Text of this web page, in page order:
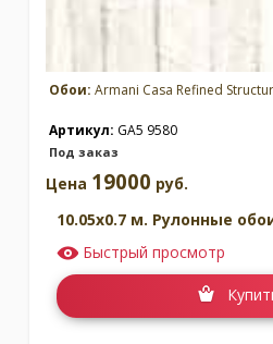
Обои: Armani Casa Refined
Артикул: GA5 9580
Под заказ
Цена 19000 руб.
10.05x0.7 м. Рулонные
Быстрый просмотр